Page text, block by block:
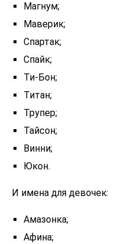
Магнум;
Маверик;
Спартак;
Спайк;
Ти-Бон;
Титан;
Трупер;
Тайсон;
Винни;
Юкон.
И имена для девочек:
Амазонка;
Афина;